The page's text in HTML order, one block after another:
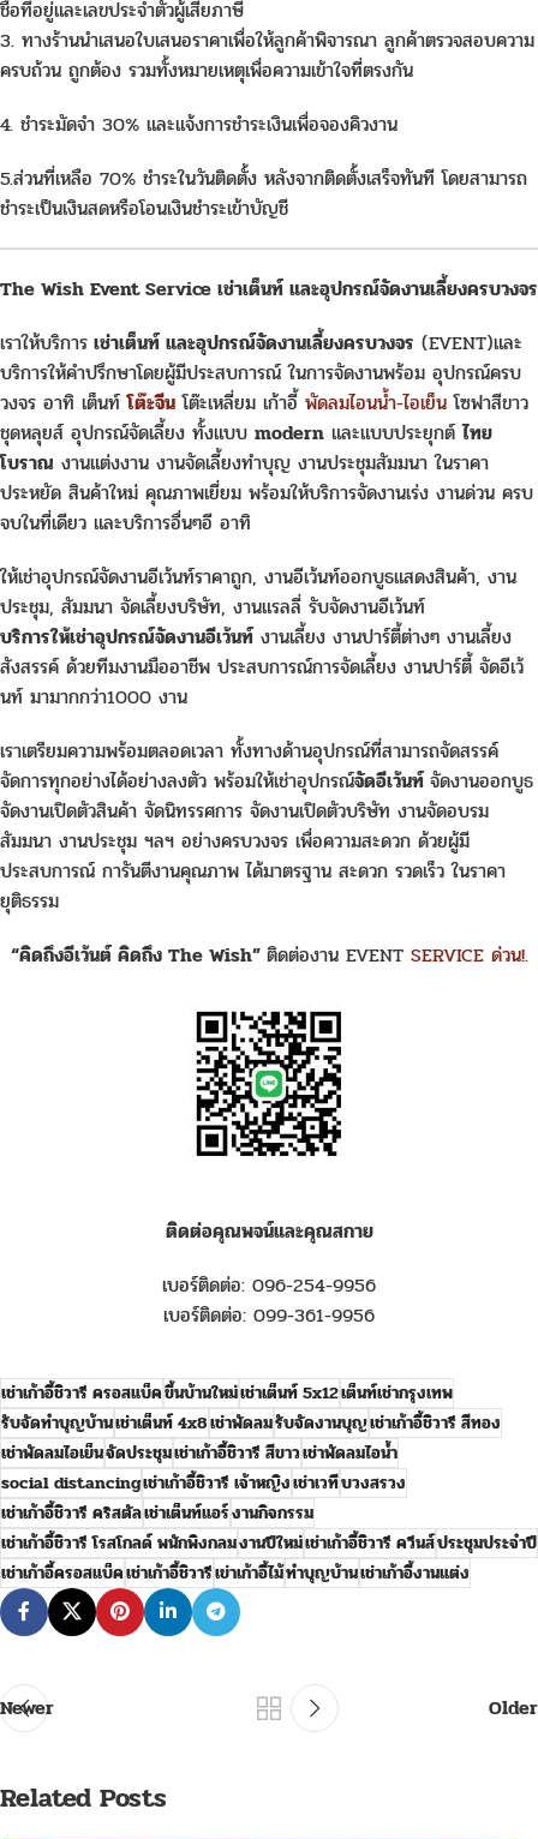
ชื่อที่อยู่และเลขประจำตัวผู้เสียภาษี
3. ทางร้านนำเสนอใบเสนอราคาเพื่อให้ลูกค้าพิจารณา ลูกค้าตรวจสอบความ
ครบถ้วน ถูกต้อง รวมทั้งหมายเหตุเพื่อความเข้าใจที่ตรงกัน
4. ชำระมัดจำ 30% และแจ้งการชำระเงินเพื่อจองคิวงาน
5.ส่วนที่เหลือ 70% ชำระในวันติดตั้ง หลังจากติดตั้งเสร็จทันที โดยสามารถ
ชำระเป็นเงินสดหรือโอนเงินชำระเข้าบัญชี
The Wish Event Service เช่าเต็นท์ และอุปกรณ์จัดงานเลี้ยงครบวงจร
เราให้บริการ เช่าเต็นท์ และอุปกรณ์จัดงานเลี้ยงครบวงจร (EVENT)และ
บริการให้คำปรึกษาโดยผู้มีประสบการณ์ ในการจัดงานพร้อม อุปกรณ์ครบ
วงจร อาทิ เต็นท์โต๊ะจีน โต๊ะเหลี่ยม เก้าอี้ พัดลมไอนน้ำ-ไอเย็น โซฟาสีขาว
ชุดหลุยส์ อุปกรณ์จัดเลี้ยง ทั้งแบบ modern และแบบประยุกต์ไทย
โบราณ งานแต่งงาน งานจัดเลี้ยงทำบุญ งานประชุมสัมมนา ในราคา
ประหยัด สินค้าใหม่ คุณภาพเยี่ยม พร้อมให้บริการจัดงานเร่ง งานด่วน ครบ
จบในที่เดียว และบริการอื่นๆอี อาทิ
ให้เช่าอุปกรณ์จัดงานอีเว้นท์ราคาถูก, งานอีเว้นท์ออกบูธแสดงสินค้า, งาน
ประชุม, สัมมนา จัดเลี้ยงบริษัท, งานแรลลี่ รับจัดงานอีเว้นท์
บริการให้เช่าอุปกรณ์จัดงานอีเว้นท์ งานเลี้ยง งานปาร์ตี้ต่างๆ งานเลี้ยง
สังสรรค์ ด้วยทีมงานมืออาชีพ ประสบการณ์การจัดเลี้ยง งานปาร์ตี้ จัดอีเว้
นท์ มามากกว่า1000 งาน
เราเตรียมความพร้อมตลอดเวลา ทั้งทางด้านอุปกรณ์ที่สามารถจัดสรรค์
จัดการทุกอย่างได้อย่างลงตัว พร้อมให้เช่าอุปกรณ์จัดอีเว้นท์ จัดงานออกบูธ
จัดงานเปิดตัวสินค้า จัดนิทรรศการ จัดงานเปิดตัวบริษัท งานจัดอบรม
สัมมนา งานประชุม ฯลฯ อย่างครบวงจร เพื่อความสะดวก ด้วยผู้มี
ประสบการณ์ การันตีงานคุณภาพ ได้มาตรฐาน สะดวก รวดเร็ว ในราคา
ยุติธรรม
“คิดถึงอีเว้นต์ คิดถึง The Wish” ติดต่องาน EVENT SERVICE ด่วน!.
ติดต่อคุณพจน์และคุณสกาย
เบอร์ติดต่อ: 096-254-9956
เบอร์ติดต่อ: 099-361-9956
เช่าเก้าอี้ชิวารี ครอสแบ็คขึ้นบ้านใหม่เช่าเต็นท์ 5x12เต็นท์เช่ากรุงเทพ
รับจัดทำบุญบ้านเช่าเต็นท์ 4x8เช่าพัดลมรับจัดงานบุญเช่าเก้าอี้ชิวารี สีทอง
เช่าพัดลมไอเย็นจัดประชุมเช่าเก้าอี้ชิวารี สีขาวเช่าพัดลมไอน้ำ
social distancingเช่าเก้าอี้ชิวารี เจ้าหญิงเช่าเวทีบวงสรวง
เช่าเก้าอี้ชิวารี คริสตัลเช่าเต็นท์แอร์งานกิจกรรม
เช่าเก้าอี้ชิวารี โรสโกลด์ พนักพิงกลมงานปีใหม่เช่าเก้าอี้ชิวารี ควีนส์ประชุมประจำปี
เช่าเก้าอี้ครอสแบ็คเช่าเก้าอี้ชิวารีเข่าเก้าอี้ไม้ทำบุญบ้านเช่าเก้าอี้งานแต่ง
Newer Older
Related Posts